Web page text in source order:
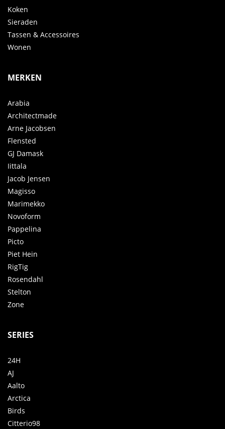
Koken
Sieraden
Tassen & Accessoires
Wonen
MERKEN
Arabia
Architectmade
Arne Jacobsen
Flensted
GJ Damask
Iittala
Jacob Jensen
Magisso
Marimekko
Novoform
Pappelina
Picto
Piet Hein
RigTig
Rosendahl
Stelton
Zone
SERIES
24H
AJ
Aalto
Arctica
Birds
Citterio98